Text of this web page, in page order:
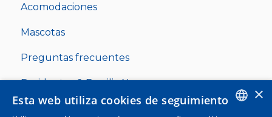
Acomodaciones
Mascotas
Preguntas frecuentes
Residentes & Familia Numerosa
×
Esta web utiliza cookies de seguimiento